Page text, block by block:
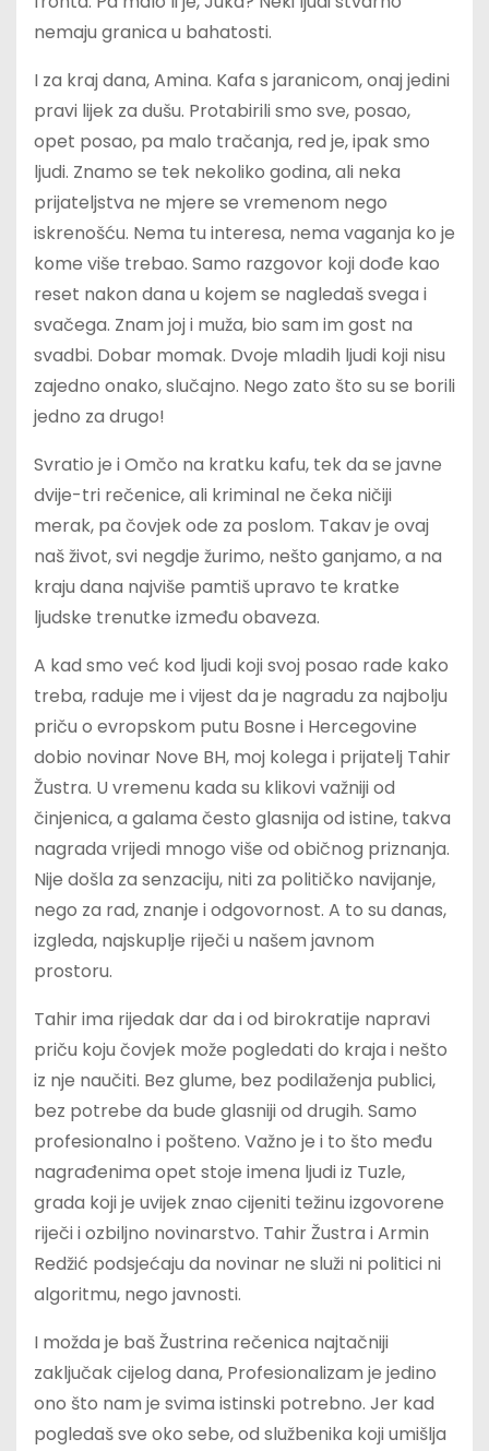
nemaju granica u bahatosti.
I za kraj dana, Amina. Kafa s jaranicom, onaj jedini
pravi lijek za dušu. Protabirili smo sve, posao,
opet posao, pa malo tračanja, red je, ipak smo
ljudi. Znamo se tek nekoliko godina, ali neka
prijateljstva ne mjere se vremenom nego
iskrenošću. Nema tu interesa, nema vaganja ko je
kome više trebao. Samo razgovor koji dođe kao
reset nakon dana u kojem se nagledaš svega i
svačega. Znam joj i muža, bio sam im gost na
svadbi. Dobar momak. Dvoje mladih ljudi koji nisu
zajedno onako, slučajno. Nego zato što su se borili
jedno za drugo!
Svratio je i Omčo na kratku kafu, tek da se javne
dvije-tri rečenice, ali kriminal ne čeka ničiji
merak, pa čovjek ode za poslom. Takav je ovaj
naš život, svi negdje žurimo, nešto ganjamo, a na
kraju dana najviše pamtiš upravo te kratke
ljudske trenutke između obaveza.
A kad smo već kod ljudi koji svoj posao rade kako
treba, raduje me i vijest da je nagradu za najbolju
priču o evropskom putu Bosne i Hercegovine
dobio novinar Nove BH, moj kolega i prijatelj Tahir
Žustra. U vremenu kada su klikovi važniji od
činjenica, a galama često glasnija od istine, takva
nagrada vrijedi mnogo više od običnog priznanja.
Nije došla za senzaciju, niti za političko navijanje,
nego za rad, znanje i odgovornost. A to su danas,
izgleda, najskuplje riječi u našem javnom
prostoru.
Tahir ima rijedak dar da i od birokratije napravi
priču koju čovjek može pogledati do kraja i nešto
iz nje naučiti. Bez glume, bez podilaženja publici,
bez potrebe da bude glasniji od drugih. Samo
profesionalno i pošteno. Važno je i to što među
nagrađenima opet stoje imena ljudi iz Tuzle,
grada koji je uvijek znao cijeniti težinu izgovorene
riječi i ozbiljno novinarstvo. Tahir Žustra i Armin
Redžić podsjećaju da novinar ne služi ni politici ni
algoritmu, nego javnosti.
I možda je baš Žustrina rečenica najtačniji
zaključak cijelog dana, Profesionalizam je jedino
ono što nam je svima istinski potrebno. Jer kad
pogledaš sve oko sebe, od službenika koji umišlja